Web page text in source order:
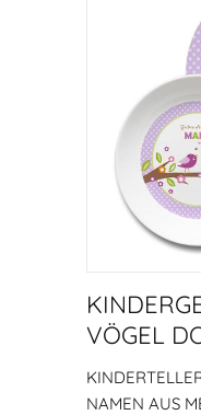
VÖGEL
NAMEN AUS